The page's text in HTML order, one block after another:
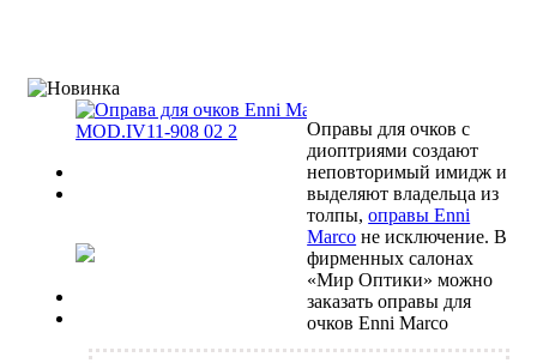
Оправы для очков с
диоптриями создают
неповторимый имидж и
выделяют владельца из
толпы,оправы Enni
Marco не исключение. В
фирменных салонах
«Мир Оптики» можно
заказать оправы для
очков Enni Marco